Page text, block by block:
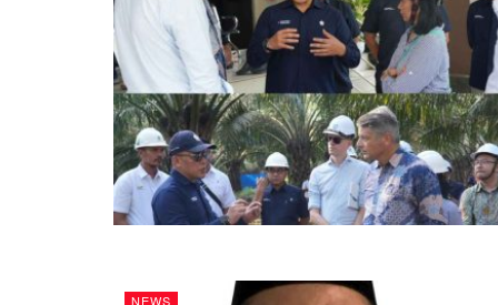
NEWS